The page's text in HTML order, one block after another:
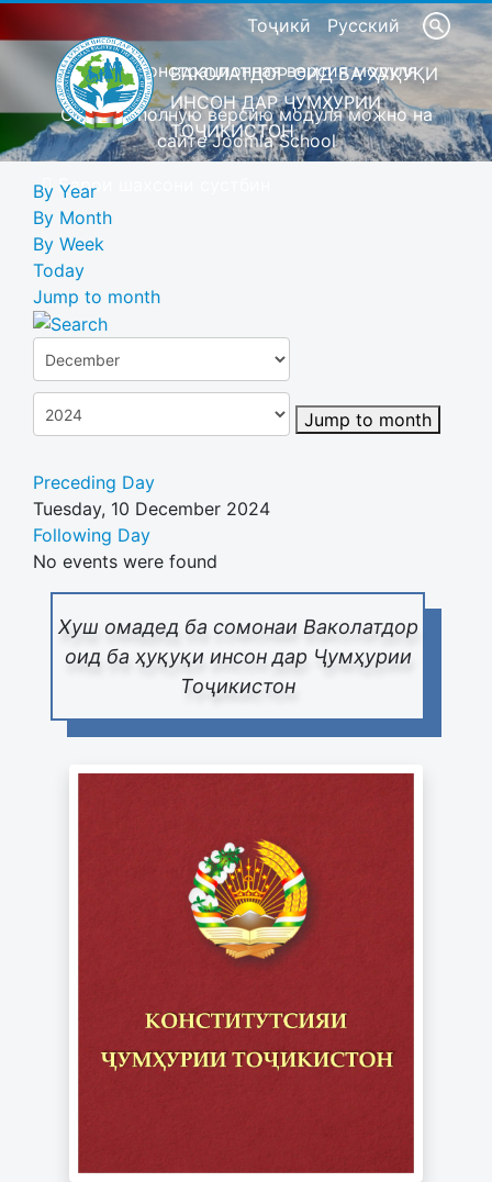
Тоҷикӣ Русский
Это демонстрационная версия модуля
Скачать полную версию модуля можно на
сайте Joomla School
Барои шахсони сустбин
ВАКОЛАТДОР ОИД БА ҲУҚУҚИ
ИНСОН ДАР ҶУМҲУРИИ
ТОҶИКИСТОН
Хуш омадед ба сомонаи Ваколатдор
оид ба ҳуқуқи инсон дар Ҷумҳурии
Тоҷикистон
By Year
By Month
By Week
Today
Jump to month
Jump to month
Preceding Day
Tuesday, 10 December 2024
Following Day
No events were found